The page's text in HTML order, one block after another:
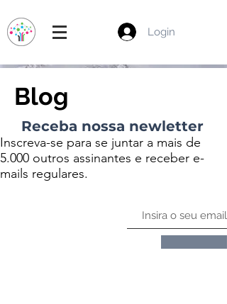
Login
Blog
Receba nossa newletter
Inscreva-se para se juntar a mais de
5.000 outros assinantes e receber e-
mails regulares.